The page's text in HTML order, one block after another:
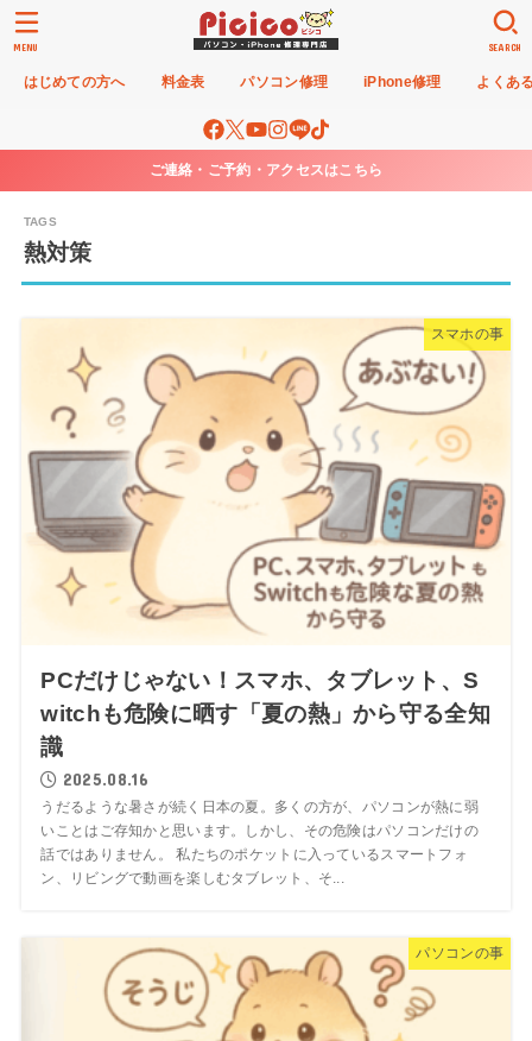
はじめての方へ 料金表 パソコン修理 iPhone修理 よくあ
SEARCH
MENU
ご連絡・ご予約・アクセスはこちら
熱対策
スマホの事
PCだけじゃない！スマホ、タブレット、S
witchも危険に晒す「夏の熱」から守る全知
識
2025.08.16
うだるような暑さが続く日本の夏。多くの方が、パソコンが熱に弱
いことはご存知かと思います。しかし、その危険はパソコンだけの
話ではありません。 私たちのポケットに入っているスマートフォ
ン、リビングで動画を楽しむタブレット、そ...
パソコンの事